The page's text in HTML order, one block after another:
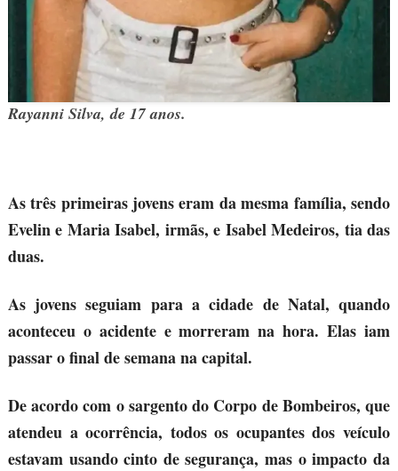
Rayanni Silva, de 17 anos.
As três primeiras jovens eram da mesma família, sendo
Evelin e Maria Isabel, irmãs, e Isabel Medeiros, tia das
duas.
As jovens seguiam para a cidade de Natal, quando
aconteceu o acidente e morreram na hora. Elas iam
passar o final de semana na capital.
De acordo com o sargento do Corpo de Bombeiros, que
atendeu a ocorrência, todos os ocupantes dos veículo
estavam usando cinto de segurança, mas o impacto da